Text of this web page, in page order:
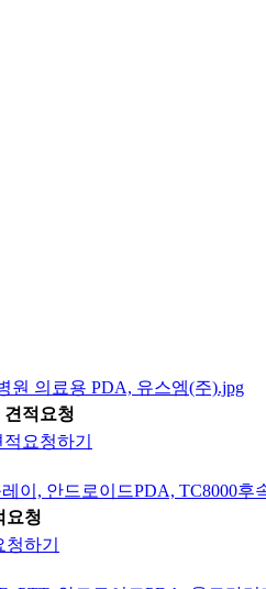
견적요청
적요청하기
요청
하기